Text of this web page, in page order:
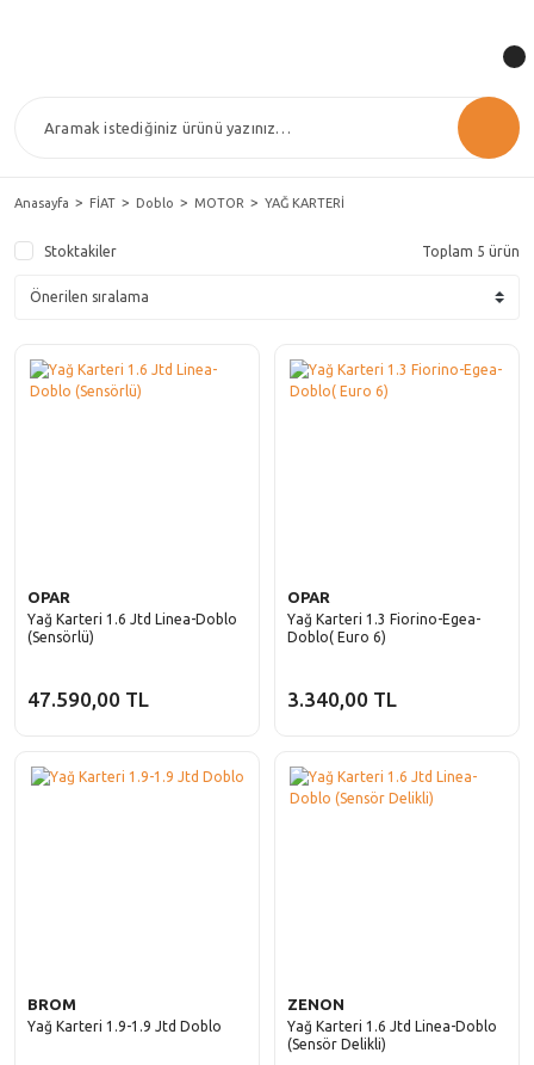
Anasayfa FİAT Doblo MOTOR YAĞ KARTERİ
Stoktakiler Toplam 5 ürün
OPAR
Yağ Karteri 1.6 Jtd Linea-Doblo
(Sensörlü)
47.590,00 TL
OPAR
Yağ Karteri 1.3 Fiorino-Egea-
Doblo( Euro 6)
3.340,00 TL
BROM
Yağ Karteri 1.9-1.9 Jtd Doblo
ZENON
Yağ Karteri 1.6 Jtd Linea-Doblo
(Sensör Delikli)